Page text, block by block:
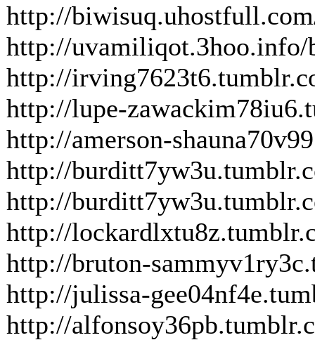
http://
http://
http://
http://lupe-
http://amerson-
http://
http://
http://
http://bruton-
http://julissa-
http://